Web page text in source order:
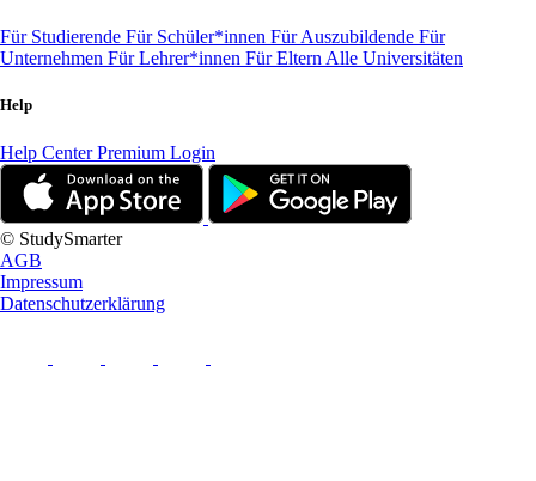
Für Studierende Für Schüler*innen Für Auszubildende Für
Unternehmen Für Lehrer*innen Für Eltern Alle Universitäten
Help
Help CenterPremium Login
© StudySmarter
AGB
Impressum
Datenschutzerklärung